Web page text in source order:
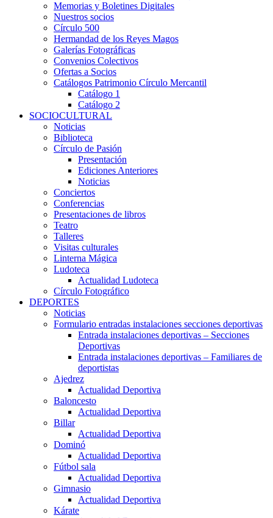
Memorias y Boletines Digitales
Nuestros socios
Círculo 500
Hermandad de los Reyes Magos
Galerías Fotográficas
Convenios Colectivos
Ofertas a Socios
Catálogos Patrimonio Círculo Mercantil
Catálogo 1
Catálogo 2
SOCIOCULTURAL
Noticias
Biblioteca
Círculo de Pasión
Presentación
Ediciones Anteriores
Noticias
Conciertos
Conferencias
Presentaciones de libros
Teatro
Talleres
Visitas culturales
Linterna Mágica
Ludoteca
Actualidad Ludoteca
Círculo Fotográfico
DEPORTES
Noticias
Formulario entradas instalaciones secciones deportivas
Entrada instalaciones deportivas – Secciones
Deportivas
Entrada instalaciones deportivas – Familiares de
deportistas
Ajedrez
Actualidad Deportiva
Baloncesto
Actualidad Deportiva
Billar
Actualidad Deportiva
Dominó
Actualidad Deportiva
Fútbol sala
Actualidad Deportiva
Gimnasio
Actualidad Deportiva
Kárate